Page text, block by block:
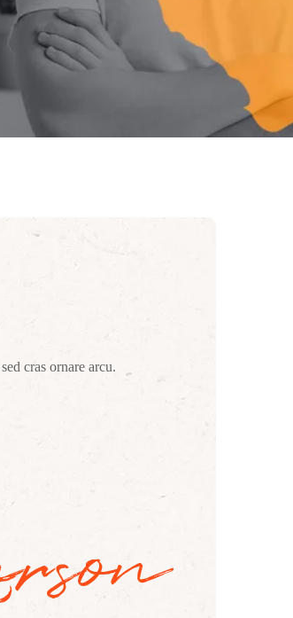
cras ornare arcu.